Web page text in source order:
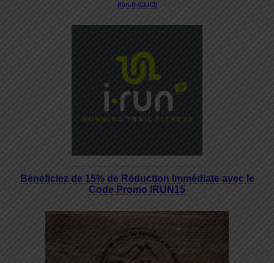
Run.fr (CLIC!)
Bénéficiez de 15% de Réduction Immédiate avec le
Code Promo IRUN15